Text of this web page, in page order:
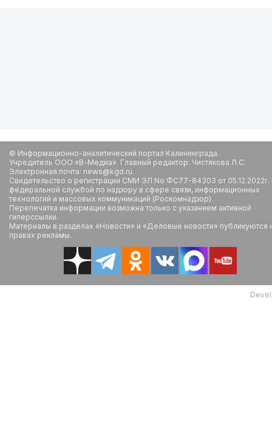
© Информационно-аналитический портал Калининграда.
Учредитель ООО «В-Медиа». Главный редактор: Чистякова Л.С.
Электронная почта: news@kgd.ru.
Свидетельство о регистрации СМИ ЭЛ No ФС77-84303 от
федеральной службой по надзору в сфере связи, информационных
технологий и массовых коммуникаций (Роскомнадзор).
Перепечатка информации возможна только с указанием активной
гиперссылки.
Материалы в разделах «Новости» и «Деловые новости» публикуются
правах рекламы.